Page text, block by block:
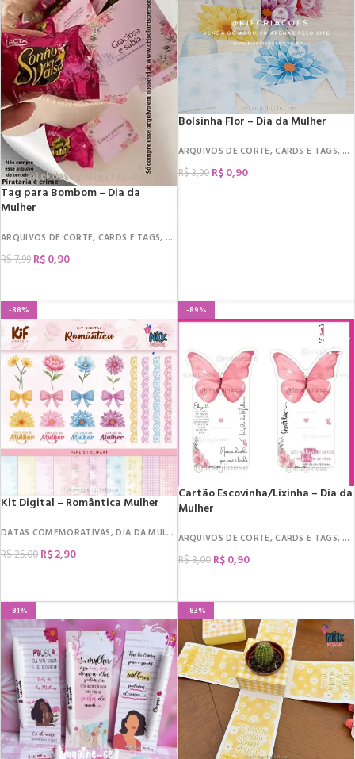
Tag para Bombom – Dia da
Mulher
ARQUIVOS DE CORTE, CARDS E TAGS, DATAS COMEMORATIVAS
R$7,99 R$0,90
Bolsinha Flor – Dia da Mulher
ARQUIVOS DE CORTE,CARDS E TAGS,
R$3,90 R$0,90
-88%
Kit Digital – Romântica Mulher
DATAS COMEMORATIVAS,DIA DA MULHER ,RECURSOS CRIAÇÃO , KIT DIGITAL
R$25,00 R$2,90
-89%
Cartão Escovinha/Lixinha – Dia da
Mulher
ARQUIVOS DE CORTE,CARDS E TAGS,
R$8,00 R$0,90
-81% -83%